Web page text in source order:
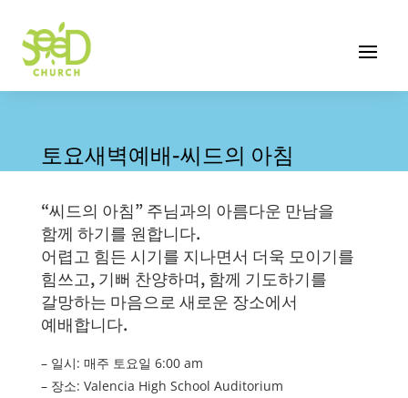
토요새벽예배-씨드의 아침
“씨드의 아침” 주님과의 아름다운 만남을
함께 하기를 원합니다.
어렵고 힘든 시기를 지나면서 더욱 모이기를
힘쓰고, 기뻐 찬양하며, 함께 기도하기를
갈망하는 마음으로 새로운 장소에서
예배합니다.
– 일시: 매주 토요일 6:00 am
– 장소: Valencia High School Auditorium